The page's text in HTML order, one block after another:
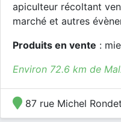
apiculteur récoltant
marché et autres
Produits en vente :
Environ 72.6 km de
87 rue Michel